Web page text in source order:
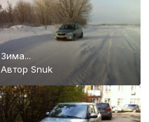
Зима...
Автор Snuk